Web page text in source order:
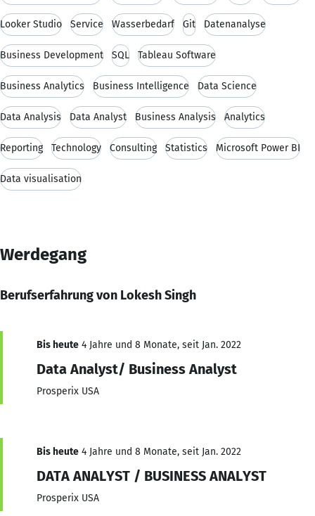
Looker Studio Service Wasserbedarf Git Datenanalyse
Business Development SQL Tableau Software
Business Analytics Business Intelligence Data Science
Data Analysis Data Analyst Business Analysis Analytics
Reporting Technology Consulting Statistics Microsoft Power BI
Data visualisation
Werdegang
Berufserfahrung von Lokesh Singh
Bis heute 4 Jahre und 8 Monate, seit Jan. 2022
Data Analyst/ Business Analyst
Prosperix USA
Bis heute 4 Jahre und 8 Monate, seit Jan. 2022
DATA ANALYST / BUSINESS ANALYST
Prosperix USA